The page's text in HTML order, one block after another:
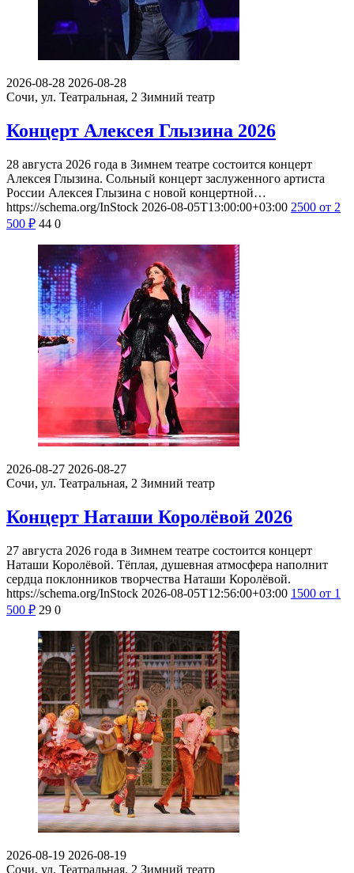
2026-08-28 2026-08-28
Сочи, ул. Театральная, 2 Зимний театр
Концерт Алексея Глызина 2026
28 августа 2026 года в Зимнем театре состоится концерт
Алексея Глызина. Сольный концерт заслуженного артиста
России Алексея Глызина с новой концертной…
https://schema.org/InStock 2026-08-05T13:00:00+03:00 2500 от 2
500 ₽ 44 0
2026-08-27 2026-08-27
Сочи, ул. Театральная, 2 Зимний театр
Концерт Наташи Королёвой 2026
27 августа 2026 года в Зимнем театре состоится концерт
Наташи Королёвой. Тёплая, душевная атмосфера наполнит
сердца поклонников творчества Наташи Королёвой.
https://schema.org/InStock 2026-08-05T12:56:00+03:00 1500 от 1
500 ₽ 29 0
2026-08-19 2026-08-19
Сочи, ул. Театральная, 2 Зимний театр